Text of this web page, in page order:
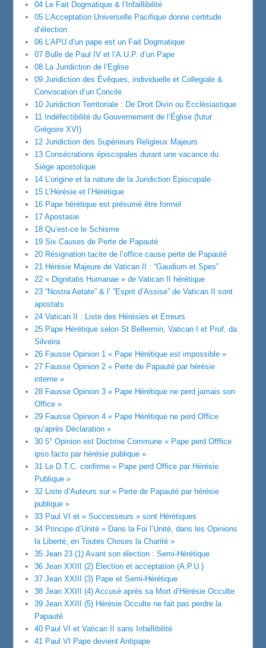
04 Le Fait Dogmatique & l’Infaillibilité
05 L’Acceptation Universelle Pacifique donne certitude
d’élection
06 L’APU d’un pape est un Fait Dogmatique
07 Bulle de Paul IV et l’A.U.P. d’un Pape
08 La Juridiction de l’Eglise
09 Juridiction des Évêques, individuelle et Collegiale &
Convocation d’un Concile
10 Juridiction Territoriale : De Droit Divin ou Ecclésiastique
11 Indéfectibilité du Gouvernement de l’Église (futur
Grégoire XVI)
12 Juridiction des Supérieurs Religieux Majeurs
13 Consécrations épiscopales durant une vacance du
Siège apostolique
14 L’origine et la nature de la Juridiction Episcopale
15 L’Hérésie et l’Hérétique
16 Pape hérétique est présumé être formel
17 Apostasie
18 Qu’est-ce le Schisme
19 Six Causes de Perte de Papauté
20 Résignation tacite de l’office cause perte de Papauté
21 Hérésie Majeure de Vatican II : “Gaudium et Spes”
22 « Dignitatis Humanae » de Vatican II hérétique
23 “Nostra Aetate” & l’ ”Esprit d’Assise” de Vatican II sont
apostats
24 Vatican II : Liste des Hérésies et Erreurs
25 Pape Hérétique selon St Bellermin, Vatican I et Prof. da
Silveira
26 Fausse Opinion 1 « Pape Hérétique est impossible »
27 Fausse Opinion 2 « Perte de Papauté par hérésie
interne »
28 Fausse Opinion 3 « Pape Hérétique ne perd jamais son
Office »
29 Fausse Opinion 4 « Pape Hérétique ne perd Office
qu’après Déclaration »
30 5° Opinion est Doctrine Commune « Pape perd Offfice
ipso facto par hérésie publique »
31 Le D.T.C. confirme « Pape perd Office par Hérésie
Publique »
32 Liste d’Auteurs sur « Perte de Papauté par hérésie
publique »
33 Paul VI et « Successeurs » sont Hérétiques
34 Principe d’Unité « Dans la Foi l’Unité, dans les Opinions
la Liberté, en Toutes Choses la Charité »
35 Jean 23 (1) Avant son élection : Semi-Hérétique
36 Jean XXIII (2) Election et acceptation (A.P.U.)
37 Jean XXIII (3) Pape et Semi-Hérétique
38 Jean XXIII (4) Accusé après sa Mort d’Hérésie Occulte
39 Jean XXIII (5) Hérésie Occulte ne fait pas perdre la
Papauté
40 Paul VI et Vatican II sans Infaillibilité
41 Paul VI Pape devient Antipape